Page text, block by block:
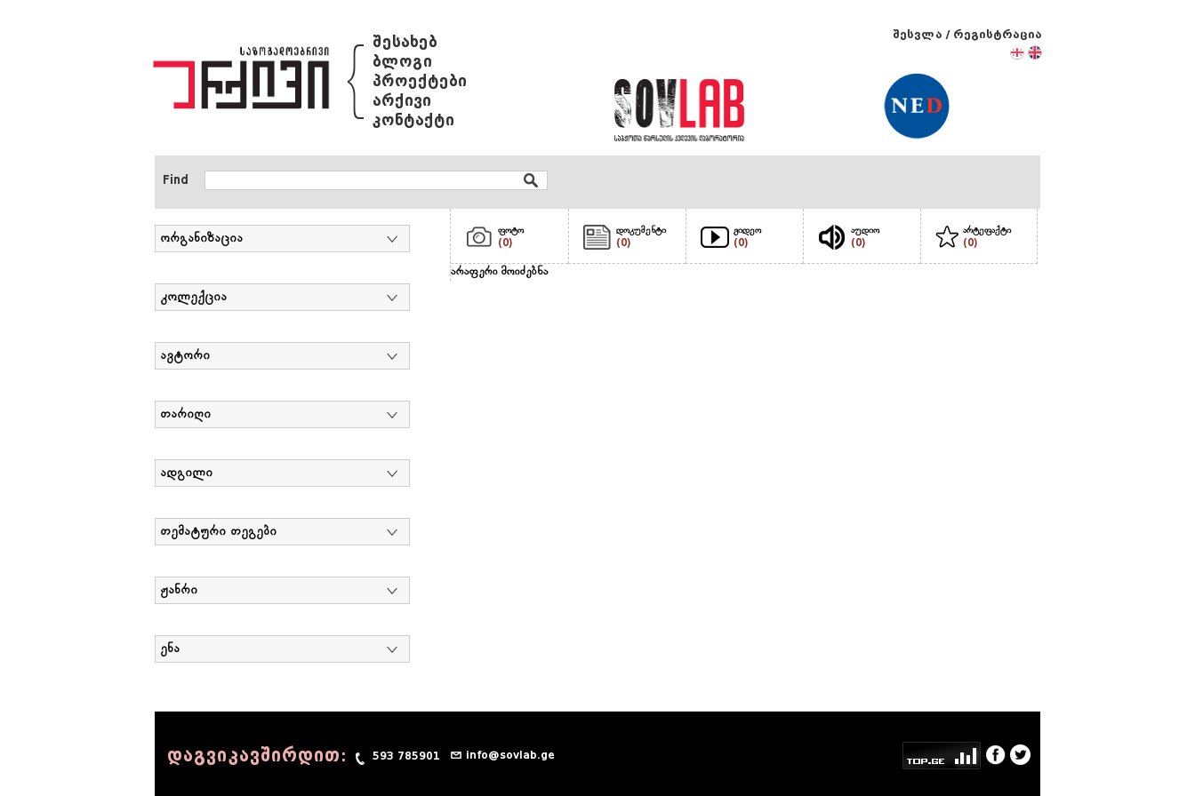
{ შესახებ
ბლოგი
პროექტები
არქივი
კონტაქტი
შესვლა / რეგისტრაცია
Find
ორგანიზაცია
კოლექცია
ავტორი
თარიღი
ადგილი
თემატური თეგები
ჟანრი
ენა
ფოტო
(0)
დოკუმენტი
(0)
ვიდეო
(0)
აუდიო
(0)
არტეფაქტი
(0)
არაფერი მოიძებნა
დაგვიკავშირდით: 593 785901 info@sovlab.ge